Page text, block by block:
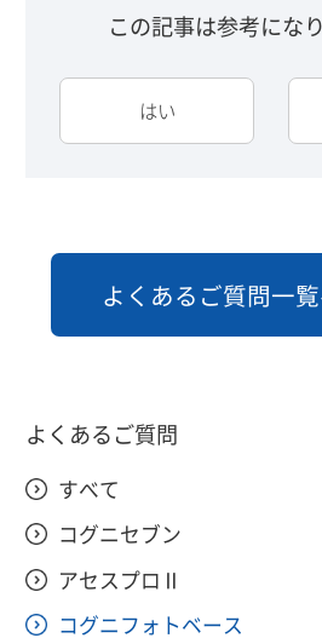
この記事は参考にな
はい
よくあるご質問一
よくあるご質問
すべて
コグニセブン
アセスプロⅡ
コグニフォトベース